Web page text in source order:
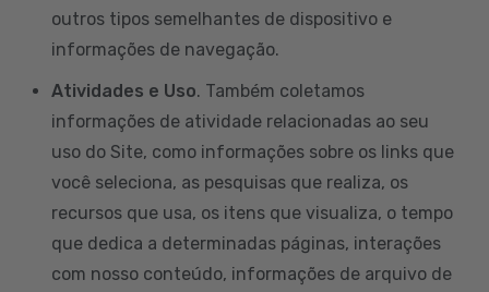
outros tipos semelhantes de dispositivo e
informações de navegação.
Atividades e Uso. Também coletamos
informações de atividade relacionadas ao seu
uso do Site, como informações sobre os links que
você seleciona, as pesquisas que realiza, os
recursos que usa, os itens que visualiza, o tempo
que dedica a determinadas páginas, interações
com nosso conteúdo, informações de arquivo de